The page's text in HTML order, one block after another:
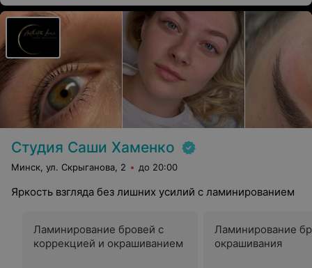
Студия Саши Хаменко
Минск, ул. Скрыганова, 2 до 20:00
Яркость взгляда без лишних усилий с ламинированием
Ламинирование бровей с
коррекцией и окрашиванием
Ламинирование
окрашивания